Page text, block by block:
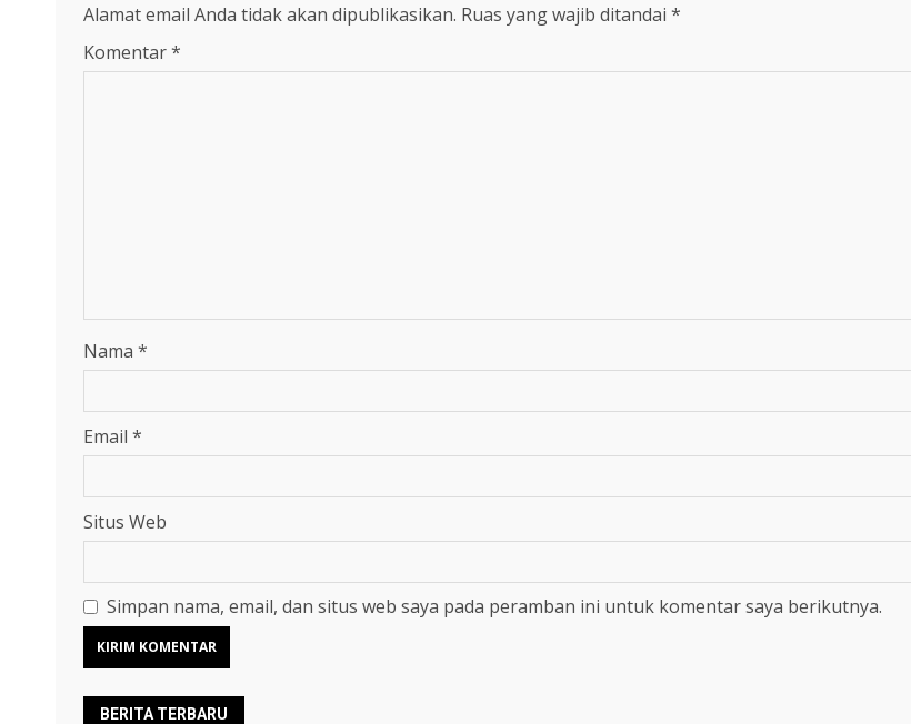
Alamat email Anda tidak akan dipublikasikan. Ruas yang wajib ditandai *
Komentar*
Nama *
Email *
Situs Web
Simpan nama, email, dan situs web saya pada peramban ini untuk komentar saya berikutnya.
BERITA TERBARU